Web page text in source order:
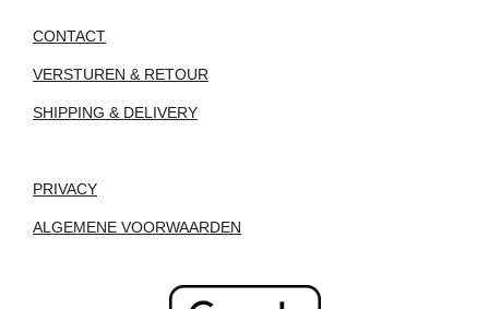
CONTACT
VERSTUREN & RETOUR
SHIPPING & DELIVERY
PRIVACY
ALGEMENE VOORWAARDEN